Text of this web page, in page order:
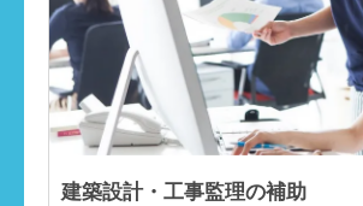
建築設計・工事監理の補助